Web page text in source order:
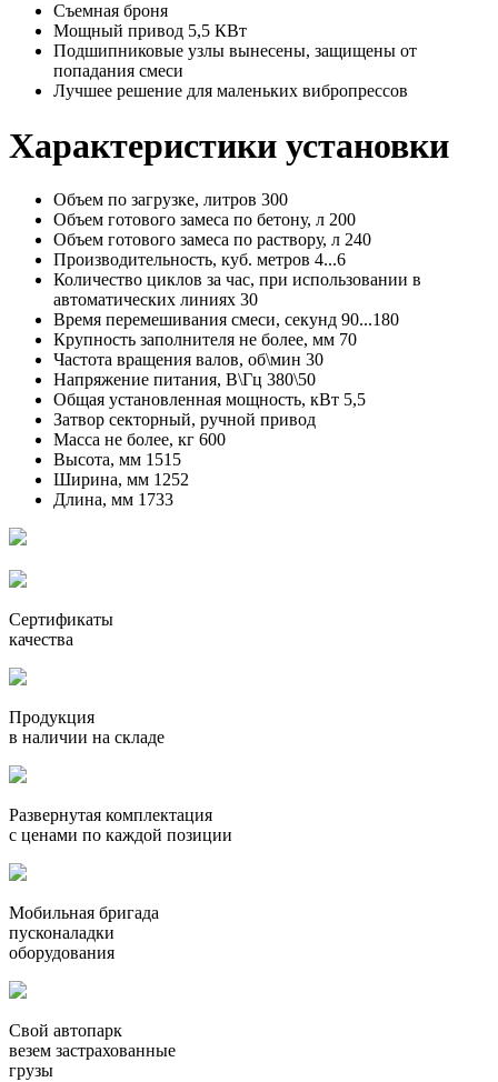
Съемная броня
Мощный привод 5,5 КВт
Подшипниковые узлы вынесены, защищены от
попадания смеси
Лучшее решение для маленьких вибропрессов
Характеристики установки
Объем по загрузке, литров 300
Объем готового замеса по бетону, л 200
Объем готового замеса по раствору, л 240
Производительность, куб. метров 4...6
Количество циклов за час, при использовании в
автоматических линиях 30
Время перемешивания смеси, секунд 90...180
Крупность заполнителя не более, мм 70
Частота вращения валов, об\мин 30
Напряжение питания, В\Гц 380\50
Общая установленная мощность, кВт 5,5
Затвор секторный, ручной привод
Масса не более, кг 600
Высота, мм 1515
Ширина, мм 1252
Длина, мм 1733
Сертификаты
качества
Продукция
в наличии на складе
Развернутая комплектация
с ценами по каждой позиции
Мобильная бригада
пусконаладки
оборудования
Свой автопарк
везем застрахованные
грузы